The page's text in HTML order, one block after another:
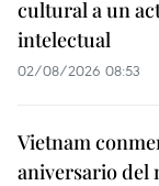
cultural a un
intelectual
02/08/2026 08:53
Vietnam
aniversario del